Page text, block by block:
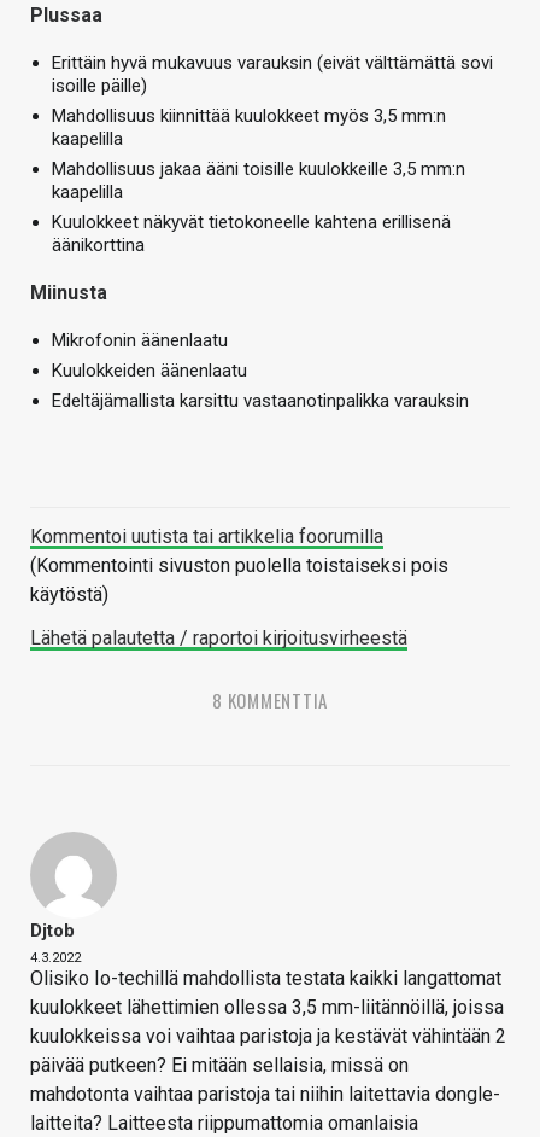
Plussaa
Erittäin hyvä mukavuus varauksin (eivät välttämättä sovi
isoille päille)
Mahdollisuus kiinnittää kuulokkeet myös 3,5 mm:n
kaapelilla
Mahdollisuus jakaa ääni toisille kuulokkeille 3,5 mm:n
kaapelilla
Kuulokkeet näkyvät tietokoneelle kahtena erillisenä
äänikorttina
Miinusta
Mikrofonin äänenlaatu
Kuulokkeiden äänenlaatu
Edeltäjämallista karsittu vastaanotinpalikka varauksin
Kommentoi uutista tai artikkelia foorumilla
(Kommentointi sivuston puolella toistaiseksi pois
käytöstä)
Lähetä palautetta / raportoi kirjoitusvirheestä
8 KOMMENTTIA
Djtob
4.3.2022
Olisiko Io-techillä mahdollista testata kaikki langattomat
kuulokkeet lähettimien ollessa 3,5 mm-liitännöillä, joissa
kuulokkeissa voi vaihtaa paristoja ja kestävät vähintään 2
päivää putkeen? Ei mitään sellaisia, missä on
mahdotonta vaihtaa paristoja tai niihin laitettavia dongle-
laitteita? Laitteesta riippumattomia omanlaisia